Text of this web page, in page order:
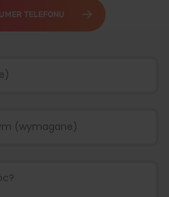
TELEFONU